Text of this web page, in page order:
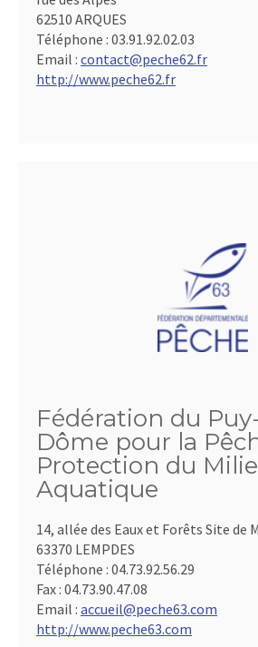
62510 ARQUES
Téléphone : 03.91.92.02.03
Email : contact@peche62.fr
http://www.peche62.fr
Fédération du
Dôme pour la
Protection du
Aquatique
14, allée des Eaux et Forêts Site de
63370 LEMPDES
Téléphone : 04.73.92.56.29
Fax : 04.73.90.47.08
Email : accueil@peche63.com
http://www.peche63.com